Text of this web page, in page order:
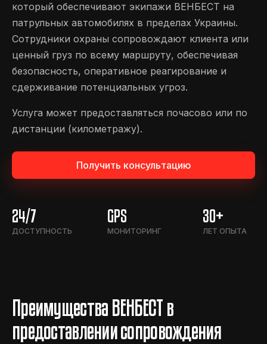
который обеспечивают экипажи ВЕНБЕСТ на
патрульных автомобилях в пределах Украины.
Сотрудники охраны сопровождают клиента или
ценный груз по всему маршруту, обеспечивая
безопасность, оперативное реагирование и
сдерживание потенциальных угроз.
Услуга может предоставляться почасово или по
дистанции (километражу).
Получить консультацию
24/7
ДОСТУПНОСТЬ
GPS
МОНИТОРИНГ
30+
ЛЕТ ОПЫТА
Преимущества ВЕНБЕСТ в
предоставлении сопровождения